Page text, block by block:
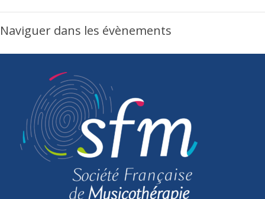
Naviguer dans les évènements